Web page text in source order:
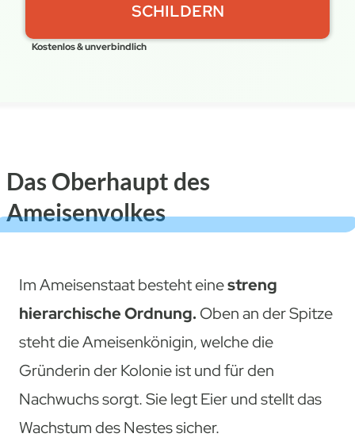
SCHILDERN
Kostenlos & unverbindlich
Das Oberhaupt des
Ameisenvolkes
Im Ameisenstaat besteht einestreng
hierarchische Ordnung. Oben an der Spitze
steht die Ameisenkönigin, welche die
Gründerin der Kolonie ist und für den
Nachwuchs sorgt. Sie legt Eier und stellt das
Wachstum des Nestes sicher.